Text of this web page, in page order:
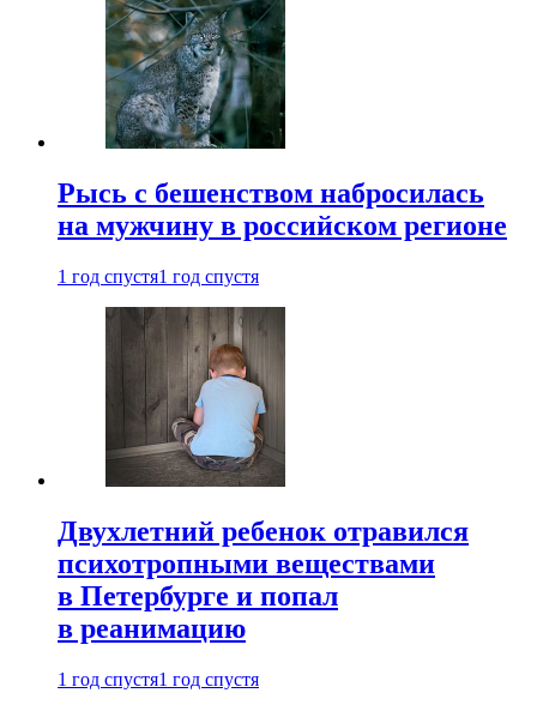
Рысь с бешенством набросилась
на мужчину в российском регионе
1 год спустя1 год спустя
Двухлетний ребенок отравился
психотропными веществами
в Петербурге и попал
в реанимацию
1 год спустя1 год спустя